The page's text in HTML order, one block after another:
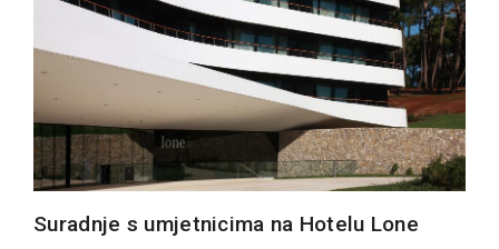
Suradnje s umjetnicima na Hotelu Lone